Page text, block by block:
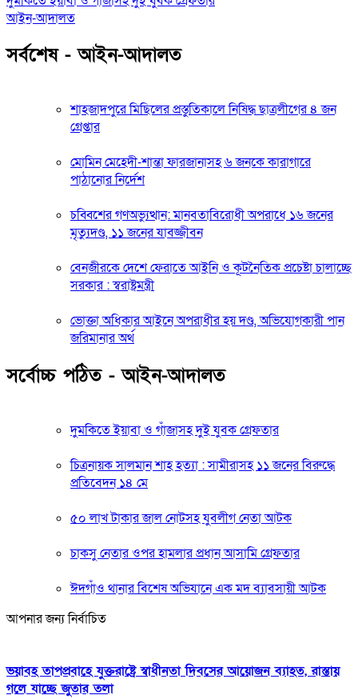
আইন-আদালত
সর্বশেষ - আইন-আদালত
শাহজাদপুরে মিছিলের প্রস্তুতিকালে নিষিদ্ধ ছাত্রলীগের ৪ জন
গ্রেপ্তার
মোমিন মেহেদী-শান্তা ফারজানাসহ ৬ জনকে কারাগারে
পাঠানোর নির্দেশ
চব্বিশের গণঅভ্যুত্থান: মানবতাবিরোধী অপরাধে ১৬ জনের
মৃত্যুদণ্ড, ১১ জনের যাবজ্জীবন
বেনজীরকে দেশে ফেরাতে আইনি ও কূটনৈতিক প্রচেষ্টা চালাচ্ছে
সরকার : স্বরাষ্ট্রমন্ত্রী
ভোক্তা অধিকার আইনে অপরাধীর হয় দণ্ড, অভিযোগকারী পান
জরিমানার অর্থ
সর্বোচ্চ পঠিত - আইন-আদালত
দুমকিতে ইয়াবা ও গাঁজাসহ দুই যুবক গ্রেফতার
চিত্রনায়ক সালমান শাহ হত্যা : সামীরাসহ ১১ জনের বিরুদ্ধে
প্রতিবেদন ১৪ মে
৫০ লাখ টাকার জাল নোটসহ যুবলীগ নেতা আটক
চাকসু নেতার ওপর হামলার প্রধান আসামি গ্রেফতার
ঈদগাঁও থানার বিশেষ অভিযানে এক মদ ব্যাবসায়ী আটক
আপনার জন্য নির্বাচিত
ভয়াবহ তাপপ্রবাহে যুক্তরাষ্ট্রে স্বাধীনতা দিবসের আয়োজন ব্যাহত, রাস্তায়
গলে যাচ্ছে জুতার তলা